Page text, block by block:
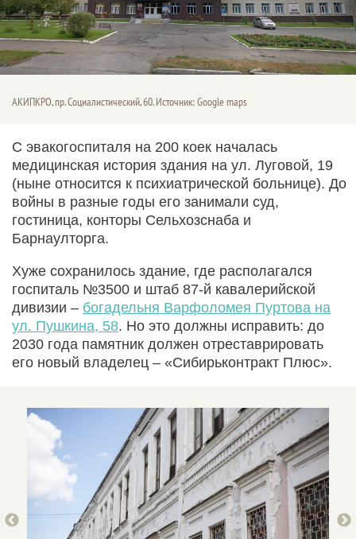
АКИПКРО, пр. Социалистический, 60. Источник: Google maps
С эвакогоспиталя на 200 коек началась
медицинская история здания на ул. Луговой, 19
(ныне относится к психиатрической больнице). До
войны в разные годы его занимали суд,
гостиница, конторы Сельхозснаба и
Барнаулторга.
Хуже сохранилось здание, где располагался
госпиталь №3500 и штаб 87-й кавалерийской
дивизии – богадельня Варфоломея Пуртова на
ул. Пушкина, 58. Но это должны исправить: до
2030 года памятник должен отреставрировать
его новый владелец – «Сибирьконтракт Плюс».